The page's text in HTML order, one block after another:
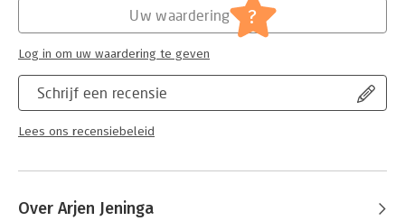
transformatie samen.
Een succesvolle transformatie vereist naar ons idee een
systemisch perspectief. Door het werken met de systemische
ontwikkelmatrix ontstaat een raamwerk voor veranderkundige
interventies. Kern daarvan is het vergroten van effectiviteit en
wendbaarheid. Voor elke fase van de digitale transformatie en
voor elk systeemniveau beschrijven we de ontwikkeling naar
strategie, leiderschap) heeft.
Schrijf een recensie
Lees ons recensiebeleid
Uw waardering ?
Log in om uw waardering te geven
Over Arjen Jeninga